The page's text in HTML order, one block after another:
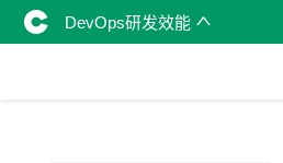
DevOps研发效能